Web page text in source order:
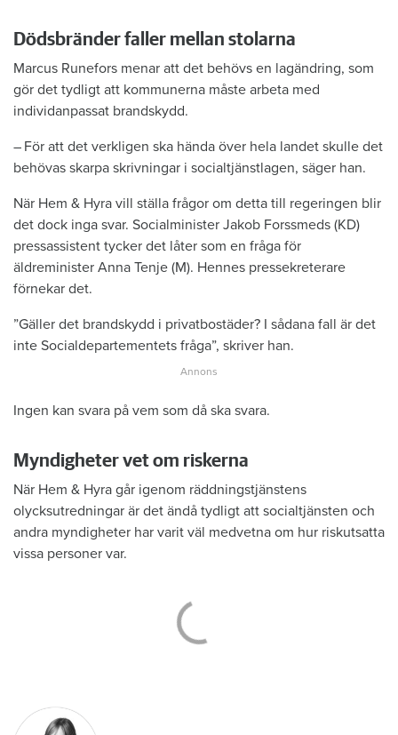
Dödsbränder faller mellan stolarna
Marcus Runefors menar att det behövs en lagändring, som
gör det tydligt att kommunerna måste arbeta med
individanpassat brandskydd.
– För att det verkligen ska hända över hela landet skulle det
behövas skarpa skrivningar i socialtjänstlagen, säger han.
När Hem & Hyra vill ställa frågor om ­detta till regeringen blir
det dock inga svar. Socialminister Jakob Forssmeds (KD)
pressassistent tycker det låter som en fråga för
äldreminister Anna Tenje (M). Hennes pressekreterare
förnekar det.
”Gäller det brandskydd i privatbo­städer? I sådana fall är det
inte ­Socialdepartementets fråga”, skriver han.
Ingen kan svara på vem som då ska svara.
Myndigheter vet om riskerna
När Hem & Hyra går igenom räddningstjänstens
olycksutredningar är det ändå tydligt att socialtjänsten och
andra myndigheter har varit väl medvetna om hur riskutsatta
vissa personer var.